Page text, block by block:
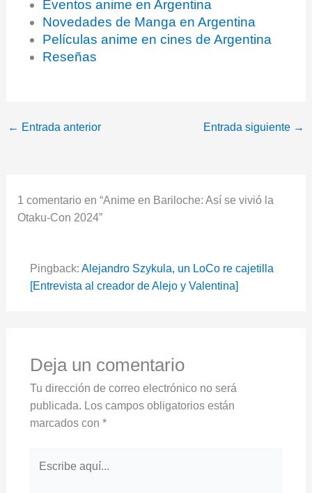
Eventos anime en Argentina
Novedades de Manga en Argentina
Películas anime en cines de Argentina
Reseñas
← Entrada anterior Entrada siguiente →
1 comentario en “Anime en Bariloche: Así se vivió la
Otaku-Con 2024”
Pingback: Alejandro Szykula, un LoCo re cajetilla
[Entrevista al creador de Alejo y Valentina]
Deja un comentario
Tu dirección de correo electrónico no será
publicada. Los campos obligatorios están
marcados con *
aquí...